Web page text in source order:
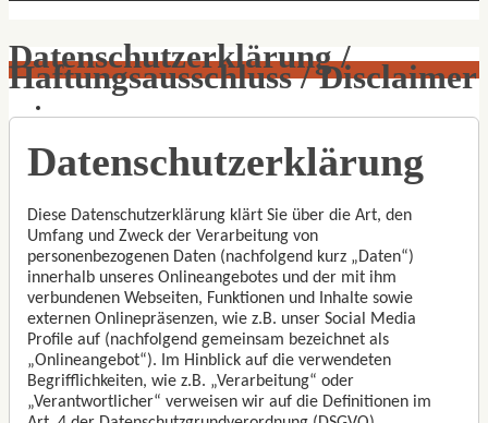
Datenschutzerklärung /
Haftungsausschluss / Disclaimer
Datenschutzerklärung
Diese Datenschutzerklärung klärt Sie über die Art, den
Umfang und Zweck der Verarbeitung von
personenbezogenen Daten (nachfolgend kurz „Daten“)
innerhalb unseres Onlineangebotes und der mit ihm
verbundenen Webseiten, Funktionen und Inhalte sowie
externen Onlinepräsenzen, wie z.B. unser Social Media
Profile auf (nachfolgend gemeinsam bezeichnet als
„Onlineangebot“). Im Hinblick auf die verwendeten
Begrifflichkeiten, wie z.B. „Verarbeitung“ oder
„Verantwortlicher“ verweisen wir auf die Definitionen im